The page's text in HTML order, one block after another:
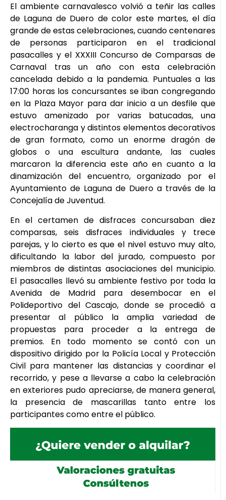
El ambiente carnavalesco volvió a teñir las calles
de Laguna de Duero de color este martes, el día
grande de estas celebraciones, cuando centenares
de personas participaron en el tradicional
pasacalles y el XXXIII Concurso de Comparsas de
Carnaval tras un año con esta celebración
cancelada debido a la pandemia. Puntuales a las
17:00 horas los concursantes se iban congregando
en la Plaza Mayor para dar inicio a un desfile que
estuvo amenizado por varias batucadas, una
electrocharanga y distintos elementos decorativos
de gran formato, como un enorme dragón de
globos o una escultura andante, las cuales
marcaron la diferencia este año en cuanto a la
dinamización del encuentro, organizado por el
Ayuntamiento de Laguna de Duero a través de la
Concejalía de Juventud.
En el certamen de disfraces concursaban diez
comparsas, seis disfraces individuales y trece
parejas, y lo cierto es que el nivel estuvo muy alto,
dificultando la labor del jurado, compuesto por
miembros de distintas asociaciones del municipio.
El pasacalles llevó su ambiente festivo por toda la
Avenida de Madrid para desembocar en el
Polideportivo del Cascajo, donde se procedió a
presentar al público la amplia variedad de
propuestas para proceder a la entrega de
premios. En todo momento se contó con un
dispositivo dirigido por la Policía Local y Protección
Civil para mantener las distancias y coordinar el
recorrido, y pese a llevarse a cabo la celebración
en exteriores pudo apreciarse, de manera general,
la presencia de mascarillas tanto entre los
participantes como entre el público.